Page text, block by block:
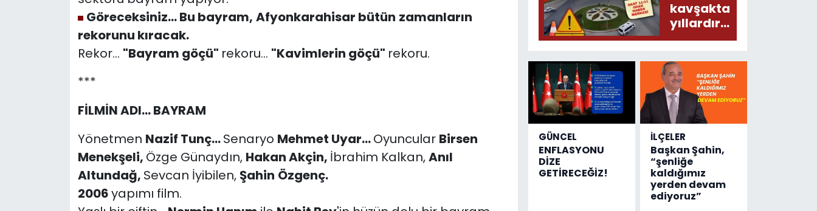
Göreceksiniz... Bu bayram, Afyonkarahisar bütün zamanların
rekorunu kıracak.
Rekor... "Bayram göçü" rekoru... "Kavimlerin göçü" rekoru.
***
FİLMİN ADI... BAYRAM
Yönetmen Nazif Tunç...Senaryo Mehmet Uyar...Oyuncular Birsen
Menekşeli, Özge Günaydın, Hakan Akçin, İbrahim Kalkan,Anıl
Altundağ, Sevcan İyibilen, Şahin Özgenç.
2006yapımı film.
donduracak
olaylar
olmuş...
kavşakta
yıllardır
değişen
kaza
sayısı!
GÜNCEL
ENFLASYONU
DİZE
GETİRECEĞİZ!
İLÇELER
Başkan Şahin,
“şenliğe
kaldığımız
yerden devam
ediyoruz”